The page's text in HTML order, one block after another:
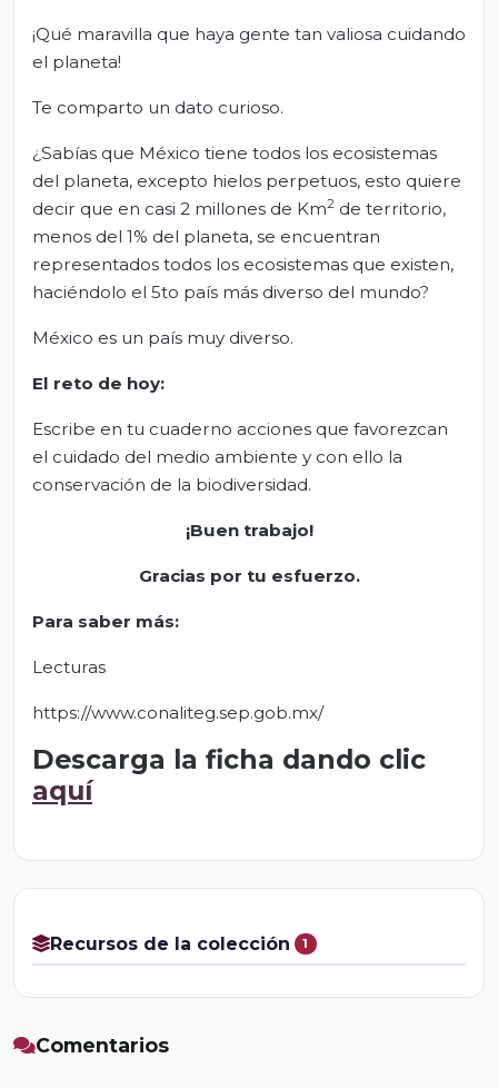
¡Qué maravilla que haya gente tan valiosa cuidando
el planeta!
Te comparto un dato curioso.
¿Sabías que México tiene todos los ecosistemas
del planeta, excepto hielos perpetuos, esto quiere
decir que en casi 2 millones de Km2 de territorio,
menos del 1% del planeta, se encuentran
representados todos los ecosistemas que existen,
haciéndolo el 5to país más diverso del mundo?
México es un país muy diverso.
El reto de hoy:
Escribe en tu cuaderno acciones que favorezcan
el cuidado del medio ambiente y con ello la
conservación de la biodiversidad.
¡Buen trabajo!
Gracias por tu esfuerzo.
Para saber más:
Lecturas
https://www.conaliteg.sep.gob.mx/
Descarga la ficha dando clic
aquí
Recursos de la colección 1
Comentarios